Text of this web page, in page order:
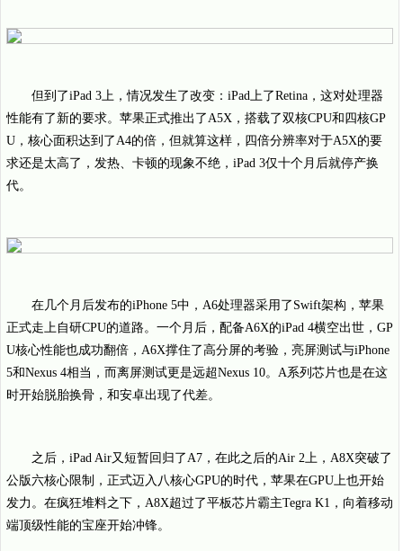
但到了iPad 3上，情况发生了改变：iPad上了Retina，这对处理器
性能有了新的要求。苹果正式推出了A5X，搭载了双核CPU和四核GP
U，核心面积达到了A4的倍，但就算这样，四倍分辨率对于A5X的要
求还是太高了，发热、卡顿的现象不绝，iPad 3仅十个月后就停产换
代。
在几个月后发布的iPhone 5中，A6处理器采用了Swift架构，苹果
正式走上自研CPU的道路。一个月后，配备A6X的iPad 4横空出世，GP
U核心性能也成功翻倍，A6X撑住了高分屏的考验，亮屏测试与iPhone
5和Nexus 4相当，而离屏测试更是远超Nexus 10。A系列芯片也是在这
时开始脱胎换骨，和安卓出现了代差。
之后，iPad Air又短暂回归了A7，在此之后的Air 2上，A8X突破了
公版六核心限制，正式迈入八核心GPU的时代，苹果在GPU上也开始
发力。在疯狂堆料之下，A8X超过了平板芯片霸主Tegra K1，向着移动
端顶级性能的宝座开始冲锋。